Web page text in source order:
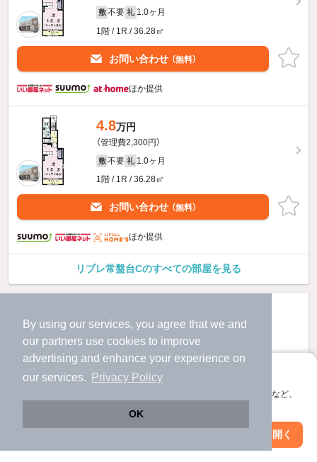
By using our services, you agree that we and
our partners use cookies to improve
advertising and enhance your experience on
our services.
Privacy Policy
OK
アプリに切り替えて、サクサクお部屋探し
会員登録なしですぐ使える。マップ検索やお気に入り保存など、
アプリを開く
敷 不要 礼 1.0ヶ月
1階 / 1R / 36.28㎡
お問い合わせ （無料）
ほか提供
4.8万円
（管理費2,300円）
敷 不要 礼 1.0ヶ月
1階 / 1R / 36.28㎡
お問い合わせ （無料）
ほか提供
リブレ常盤台Cのすべての部屋を見る
絞り込み条件を変更